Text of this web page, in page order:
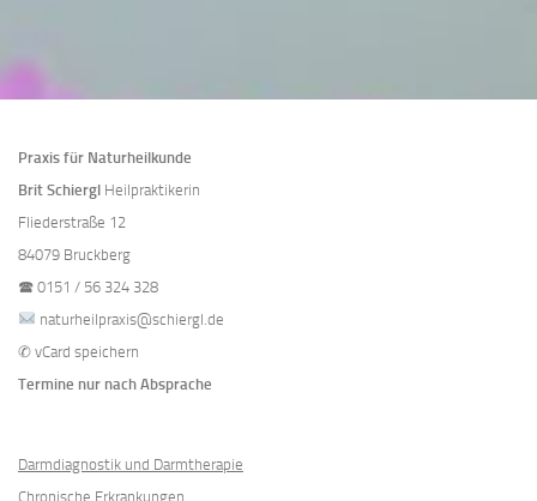
Praxis für Naturheilkunde
Brit Schiergl Heilpraktikerin
Fliederstraße 12
84079 Bruckberg
🕿 0151 / 56 324 328
naturheilpraxis@schiergl.de
✆ vCard speichern
Termine nur nach Absprache
Darmdiagnostik und Darmtherapie
Chronische Erkrankungen